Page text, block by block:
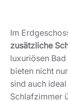
Im
zusätzliche
luxuriösen Bad
bieten nicht
sind auch
Schlafzimmer